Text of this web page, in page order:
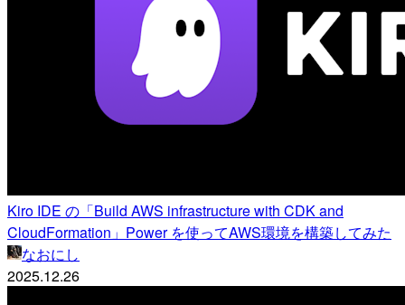
Kiro IDE の「Build AWS infrastructure with CDK and
CloudFormation」Power を使ってAWS環境を構築してみた
なおにし
2025.12.26